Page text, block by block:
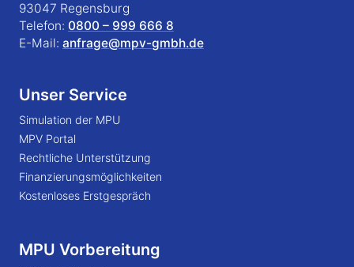
93047 Regensburg
Telefon: 0800 – 999 666 8
E-Mail: anfrage@mpv-gmbh.de
Unser Service
Simulation der MPU
MPV Portal
Rechtliche Unterstützung
Finanzierungsmöglichkeiten
Kostenloses Erstgespräch
MPU Vorbereitung